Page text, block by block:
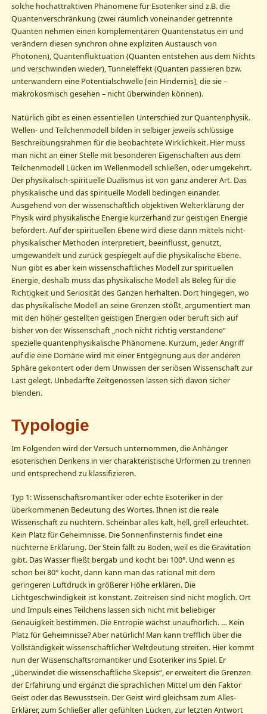
solche hochattraktiven Phänomene für Esoteriker sind z.B. die
Quantenverschränkung (zwei räumlich voneinander getrennte
Quanten nehmen einen komplementären Quantenstatus ein und
verändern diesen synchron ohne expliziten Austausch von
Photonen), Quantenfluktuation (Quanten entstehen aus dem Nichts
und verschwinden wieder), Tunneleffekt (Quanten passieren bzw.
unterwandern eine Potentialschwelle [ein Hindernis], die sie –
makrokosmisch gesehen – nicht überwinden können).
Natürlich gibt es einen essentiellen Unterschied zur Quantenphysik.
Wellen- und Teilchenmodell bilden in selbiger jeweils schlüssige
Beschreibungsrahmen für die beobachtete Wirklichkeit. Hier muss
man nicht an einer Stelle mit besonderen Eigenschaften aus dem
Teilchenmodell Lücken im Wellenmodell schließen, oder umgekehrt.
Der physikalisch-spirituelle Dualismus ist von ganz anderer Art. Das
physikalische und das spirituelle Modell bedingen einander.
Ausgehend von der wissenschaftlich objektiven Welterklärung der
Physik wird physikalische Energie kurzerhand zur geistigen Energie
befördert. Auf der spirituellen Ebene wird diese dann mittels nicht-
physikalischer Methoden interpretiert, beeinflusst, genutzt,
umgewandelt und zurück gespiegelt auf die physikalische Ebene.
Nun gibt es aber kein wissenschaftliches Modell zur spirituellen
Energie, deshalb muss das physikalische Modell als Beleg für die
Richtigkeit und Seriosität des Ganzen herhalten. Dort hingegen, wo
das physikalische Modell an seine Grenzen stößt, argumentiert man
mit den höher gestellten geistigen Energien oder beruft sich auf
bisher von der Wissenschaft „noch nicht richtig verstandene“
spezielle quantenphysikalische Phänomene. Kurzum, jeder Angriff
auf die eine Domäne wird mit einer Entgegnung aus der anderen
Sphäre gekontert oder dem Unwissen der seriösen Wissenschaft zur
Last gelegt. Unbedarfte Zeitgenossen lassen sich davon sicher
blenden.
Typologie
Im Folgenden wird der Versuch unternommen, die Anhänger
esoterischen Denkens in vier charakteristische Urformen zu trennen
und entsprechend zu klassifizieren.
Typ 1: Wissenschaftsromantiker oder echte Esoteriker in der
überkommenen Bedeutung des Wortes. Ihnen ist die reale
Wissenschaft zu nüchtern. Scheinbar alles kalt, hell, grell erleuchtet.
Kein Platz für Geheimnisse. Die Sonnenfinsternis findet eine
nüchterne Erklärung. Der Stein fällt zu Boden, weil es die Gravitation
gibt. Das Wasser fließt bergab und kocht bei 100°. Und wenn es
schon bei 80° kocht, dann kann man das rational mit dem
geringeren Luftdruck in größerer Höhe erklären. Die
Lichtgeschwindigkeit ist konstant. Zeitreisen sind nicht möglich. Ort
und Impuls eines Teilchens lassen sich nicht mit beliebiger
Genauigkeit bestimmen. Die Entropie wächst unaufhörlich. … Kein
Platz für Geheimnisse? Aber natürlich! Man kann trefflich über die
Vollständigkeit wissenschaftlicher Weltdeutung streiten. Hier kommt
nun der Wissenschaftsromantiker und Esoteriker ins Spiel. Er
„überwindet die wissenschaftliche Skepsis“, er erweitert die Grenzen
der Erfahrung und ergänzt die sprachlichen Mittel um den Faktor
Geist oder das Bewusstsein. Der Geist wird gleichsam zum Alles-
Erklärer, zum Schließer aller gefühlten Lücken, zur letzten Antwort